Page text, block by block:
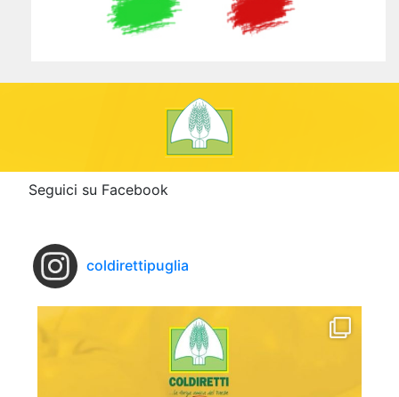
Seguici su Facebook
coldirettipuglia